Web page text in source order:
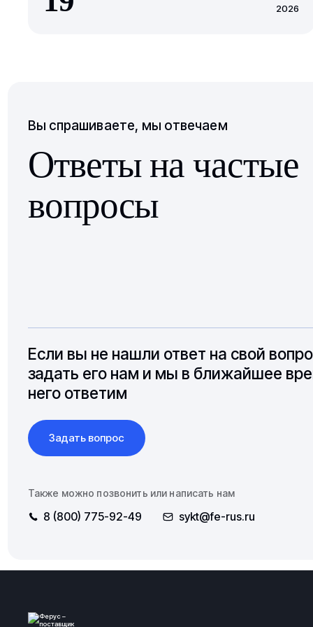
2026
Вы спрашиваете, мы отвечаем
Ответы на частые
вопросы
Если вы не нашли ответ на свой
задать его нам и мы в ближайшее
него ответим
Задать вопрос
Также можно позвонить или написать нам
8 (800) 775-92-49 sykt@fe-rus.ru